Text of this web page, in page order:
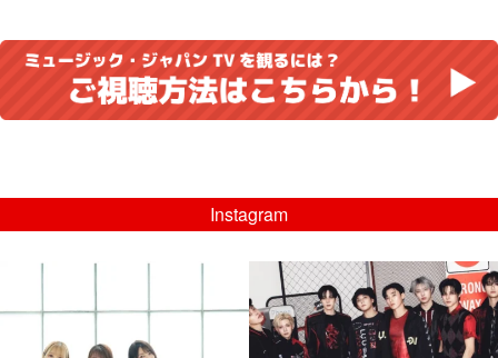
Instagram
...
8月 4
musicjapantv
💡08/05(水)23:00特番放送！
...
8月 4